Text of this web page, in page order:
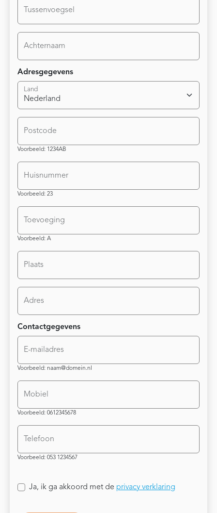
Tussenvoegsel
Achternaam
Adresgegevens
Land
Postcode
Voorbeeld: 1234AB
Huisnummer
Voorbeeld: 23
Toevoeging
Voorbeeld: A
Plaats
Adres
Contactgegevens
E-mailadres
Voorbeeld: naam@domein.nl
Mobiel
Voorbeeld: 0612345678
Telefoon
Voorbeeld: 053 1234567
Aanmelden
Ja, ik ga akkoord met de privacy verklaring